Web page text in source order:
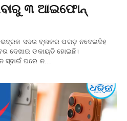
୩ ଆଇଫୋନ୍‌
ଭଦ୍ରକ ସଦର ବ୍ଲକର ପଗଡ଼ ନଦେଇଦିହ
ଦେଖାଇ ଡକାୟତି ହୋଇଛି।
ସ୍ବାଇଁ ଘରେ ନ…